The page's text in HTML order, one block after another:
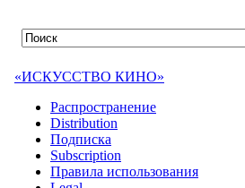
«ИСКУССТВО КИНО»
Распространение
Distribution
Подписка
Subscription
Правила использования